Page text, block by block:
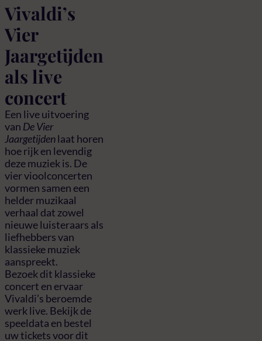
Vivaldi’s
Vier
Jaargetijden
als live
concert
Een live uitvoering
van De Vier
Jaargetijdenlaat horen
hoe rijk en levendig
deze muziek is. De
vier vioolconcerten
vormen samen een
helder muzikaal
verhaal dat zowel
nieuwe luisteraars als
liefhebbers van
klassieke muziek
aanspreekt.
Bezoek dit klassieke
concert en ervaar
Vivaldi’s beroemde
werk live. Bekijk de
speeldata en bestel
uw tickets voor dit